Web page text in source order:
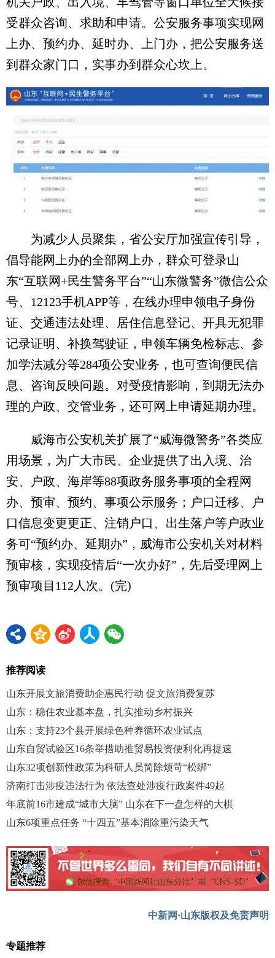
受群众咨询、求助和申请。公安服务事项实现网
上办、预约办、延时办、上门办，把公安服务送
到群众家门口，实事办到群众心坎上。
为减少人员聚集，省公安厅加强宣传引导，
倡导能网上办的全部网上办，群众可登录山
东“互联网+民生警务平台”“山东微警务”微信公众
号、12123手机APP等，在线办理申领电子身份
证、交通违法处理、居住信息登记、开具无犯罪
记录证明、补换驾驶证，申领车辆免检标志、参
加学法减分等284项公安业务，也可查询便民信
息、咨询反映问题。对受疫情影响，到期无法办
理的户政、交管业务，还可网上申请延期办理。
威海市公安机关扩展了“威海微警务”各类应
用场景，为广大市民、企业提供了出入境、治
安、户政、海岸等88项政务服务事项的全程网
办、预审、预约、事项公示服务；户口迁移、户
口信息变更更正、注销户口、出生落户等户政业
务可“预约办、延期办”，威海市公安机关对材料
预审核，实现疫情后“一次办好”，先后受理网上
预审项目112人次。(完)
推荐阅读
山东开展文旅消费助企惠民行动 促文旅消费复苏
山东：稳住农业基本盘，扎实推动乡村振兴
山东：支持23个县开展绿色种养循环农业试点
山东自贸试验区16条举措助推贸易投资便利化再提速
山东32项创新性政策为科研人员简除烦苛“松绑”
济南打击涉疫违法行为 依法查处涉疫行政案件49起
年底前16市建成“城市大脑” 山东在下一盘怎样的大棋
山东6项重点任务 “十四五”基本消除重污染天气
中新网·山东版权及免责声明
专题推荐